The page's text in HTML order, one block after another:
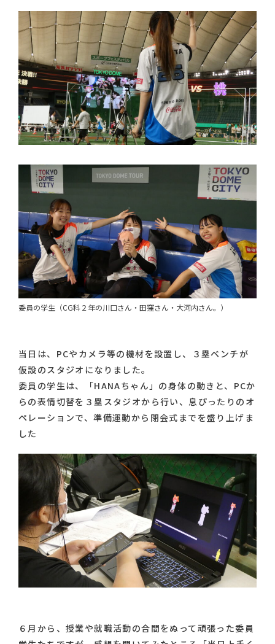
委員の学生（CG科２年の川口さん・田窪さん・大河内さん。）
当日は、PCやカメラ等の機材を設置し、３塁ベンチが
仮設のスタジオになりました。
委員の学生は、「HANAちゃん」の身体の動きと、PCか
らの表情切替を３塁スタジオから行い、息ぴったりのオ
ペレーションで、準備運動から閉会式までを盛り上げま
した
６月から、授業や就職活動の合間をぬって頑張った委員